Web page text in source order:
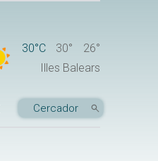
30°C 30°
26°
Illes Balears